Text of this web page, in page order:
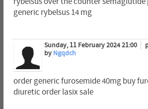
generic rybelsus 14 mg
Sunday, 11 February 2024 21:00
by Ngqdch
order generic furosemide 40mg buy
diuretic order lasix sale